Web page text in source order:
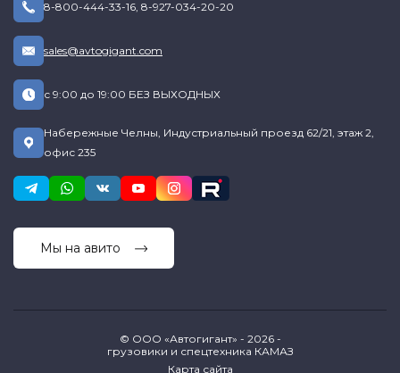
8-800-444-33-16, 8-927-034-20-20
sales@avtogigant.com
с 9:00 до 19:00 БЕЗ ВЫХОДНЫХ
Набережные Челны, Индустриальный проезд 62/21, этаж 2,
офис 235
Мы на авито
© ООО «Автогигант» - 2026 -
грузовики и спецтехника КАМАЗ
Карта сайта